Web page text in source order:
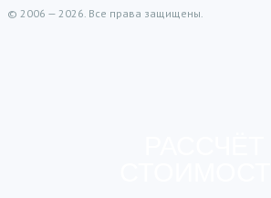
© 2006 — 2026. Все права защищены.